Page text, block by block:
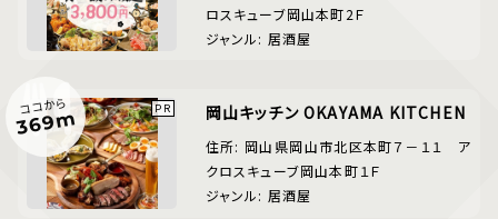
ロスキューブ岡山本町2Ｆ
ジャンル: 居酒屋
ココから
369m 岡山キッチン OKAYAMA KITCHEN
住所: 岡山県岡山市北区本町７－１１ ア
クロスキューブ岡山本町１Ｆ
ジャンル: 居酒屋